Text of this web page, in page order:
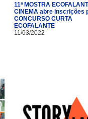
11ª MOSTRA
CINEMA abre inscrições
CONCURSO CURTA
ECOFALANTE
11/03/2022